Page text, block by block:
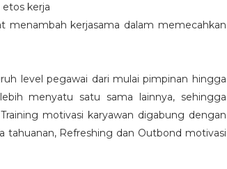
kerja
kerjasama dalam memecahkan
level pegawai dari mulai pimpinan hingga
menyatu satu sama lainnya, sehingga
motivasi karyawan digabung dengan
tahuanan, Refreshing dan Outbond motivasi